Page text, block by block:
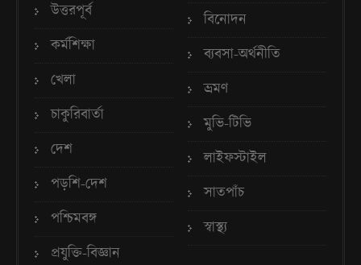
উত্তরপূর্ব
কর্মশিক্ষা
খেলা
চাকুরিবার্তা
দেশ
পড়শি-দেশ
পশ্চিমবঙ্গ
প্রযুক্তি-বিজ্ঞান
বিনোদন
ব্যবসা-অর্থনীতি
ভ্রমণ
মুভি-টিভি
লাইফস্টাইল
সাতপাঁচ
স্বাস্থ্য